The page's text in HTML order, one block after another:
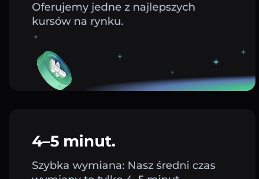
Oferujemy jedne z najlepszych
kursów na rynku.
4–5 minut.
Szybka wymiana: Nasz średni czas